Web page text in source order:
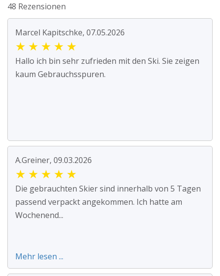
48 Rezensionen
Marcel Kapitschke, 07.05.2026
★ ★ ★ ★ ★
Hallo ich bin sehr zufrieden mit den Ski. Sie zeigen
kaum Gebrauchsspuren.
A.Greiner, 09.03.2026
★ ★ ★ ★ ★
Die gebrauchten Skier sind innerhalb von 5 Tagen
passend verpackt angekommen. Ich hatte am
Wochenend...
Mehr lesen ...